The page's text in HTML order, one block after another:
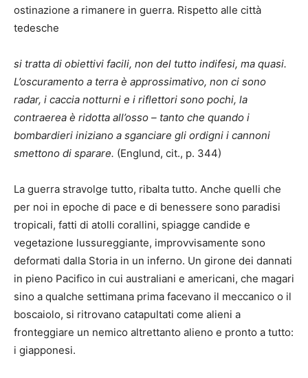
ostinazione a rimanere in guerra. Rispetto alle città
tedesche
si tratta di obiettivi facili, non del tutto indifesi, ma quasi.
L’oscuramento a terra è approssimativo, non ci sono
radar, i caccia notturni e i riflettori sono pochi, la
contraerea è ridotta all’osso – tanto che quando i
bombardieri iniziano a sganciare gli ordigni i cannoni
smettono di sparare. (Englund, cit., p. 344)
La guerra stravolge tutto, ribalta tutto. Anche quelli che
per noi in epoche di pace e di benessere sono paradisi
tropicali, fatti di atolli corallini, spiagge candide e
vegetazione lussureggiante, improvvisamente sono
deformati dalla Storia in un inferno. Un girone dei dannati
in pieno Pacifico in cui australiani e americani, che magari
sino a qualche settimana prima facevano il meccanico o il
boscaiolo, si ritrovano catapultati come alieni a
fronteggiare un nemico altrettanto alieno e pronto a tutto:
i giapponesi.